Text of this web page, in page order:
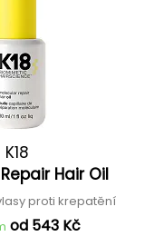
K18
Hair Oil
proti krepatění
od 543 Kč